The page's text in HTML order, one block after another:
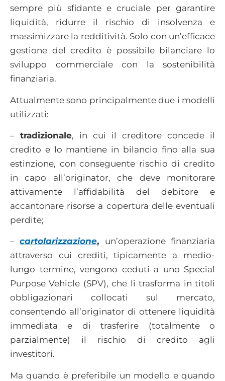
sempre più sfidante e cruciale per garantire
liquidità, ridurre il rischio di insolvenza e
massimizzare la redditività. Solo con un’efficace
gestione del credito è possibile bilanciare lo
sviluppo commerciale con la sostenibilità
finanziaria.
Attualmente sono principalmente due i modelli
utilizzati:
– tradizionale, in cui il creditore concede il
credito e lo mantiene in bilancio fino alla sua
estinzione, con conseguente rischio di credito
in capo all’originator, che deve monitorare
attivamente l’affidabilità del debitore e
accantonare risorse a copertura delle eventuali
perdite;
–cartolarizzazione, un’operazione finanziaria
attraverso cui crediti, tipicamente a medio-
lungo termine, vengono ceduti a uno Special
Purpose Vehicle (SPV), che li trasforma in titoli
obbligazionari collocati sul mercato,
consentendo all’originator di ottenere liquidità
immediata e di trasferire (totalmente o
parzialmente) il rischio di credito agli
investitori.
Ma quando è preferibile un modello e quando